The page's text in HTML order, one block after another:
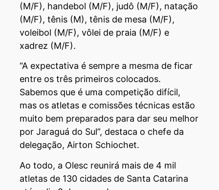
(M/F), handebol (M/F), judô (M/F), natação
(M/F), tênis (M), tênis de mesa (M/F),
voleibol (M/F), vôlei de praia (M/F) e
xadrez (M/F).
“A expectativa é sempre a mesma de ficar
entre os três primeiros colocados.
Sabemos que é uma competição difícil,
mas os atletas e comissões técnicas estão
muito bem preparados para dar seu melhor
por Jaraguá do Sul”, destaca o chefe da
delegação, Airton Schiochet.
Ao todo, a Olesc reunirá mais de 4 mil
atletas de 130 cidades de Santa Catarina